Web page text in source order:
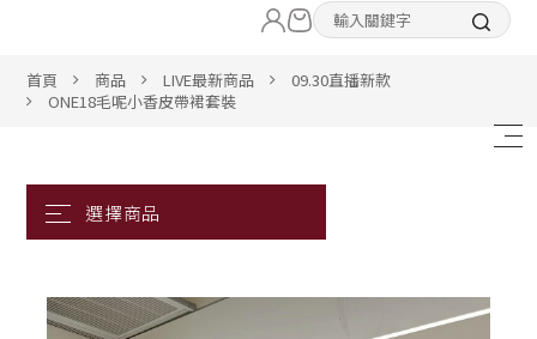
ALL ITEM
首頁 商品 LIVE最新商品
09.30直播新款
ONE18毛呢小香皮帶裙套裝